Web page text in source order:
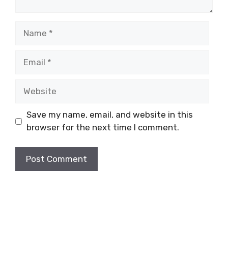
Save my name, email, and website in this
browser for the next time I comment.